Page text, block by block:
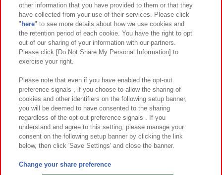
関連会社 サステナビリティ サイトポリシー
プライバシーポリシー ウェブアクセシビリティ方針と検証結果
お取引先さまとともに
カスタマーハラスメント対応方針 よくあるご質問・お問い合わせ
©Bandai Namco Amusement Inc.
©Bandai Namco Amusement Lab Inc.
other information that you have provided to them or that they
have collected from your use of their services. Please click
" here" to see more details about how we use cookies and
the retention period of each cookie. You have the right to opt
out of our sharing of your information with our partners.
Please click [Do Not Share My Personal Information] to
exercise your right.
Please note that even if you have enabled the opt-out
preference signals , if you choose to allow the sharing of
cookies and other identifiers on the following setup banner,
you will be deemed to have consented to the sharing
regardless of the opt-out preference signals . If you
understand and agree to this setting, please manage your
consent on the following setup banner by clicking the link
below, then click 'Save Settings' and close the banner.
Change your share preference